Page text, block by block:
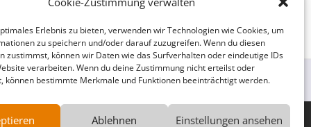
Erlebnis zu bieten, verwenden wir Technologien wie Cookies, um
zu speichern und/oder darauf zuzugreifen. Wenn du diesen
zustimmst, können wir Daten wie das Surfverhalten oder eindeutige IDs
verarbeiten. Wenn du deine Zustimmung nicht erteilst oder
können bestimmte Merkmale und Funktionen beeinträchtigt werden.
Ablehnen Einstellungen ansehen